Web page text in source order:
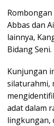
Abbas dan
lainnya,
Bidang Seni.
Kunjungan
silaturahmi,
adat dalam
lingkungan,